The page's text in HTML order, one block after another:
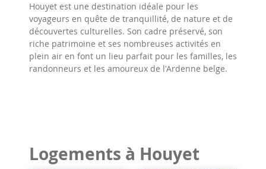
Houyet est une destination idéale pour les
voyageurs en quête de tranquillité, de nature et de
découvertes culturelles. Son cadre préservé, son
riche patrimoine et ses nombreuses activités en
plein air en font un lieu parfait pour les familles, les
randonneurs et les amoureux de l'Ardenne belge.
Logements à Houyet